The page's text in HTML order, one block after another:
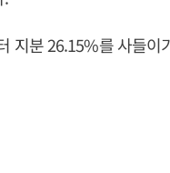
지분 26.15%를 사들이